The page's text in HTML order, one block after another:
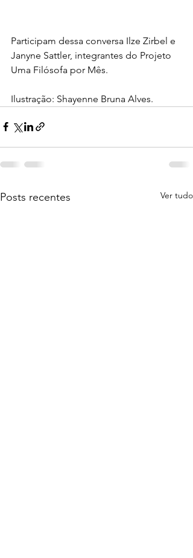
Participam dessa conversa Ilze Zirbel e
Janyne Sattler, integrantes do Projeto
Uma Filósofa por Mês.
Ilustração: Shayenne Bruna Alves.
Posts recentes Ver tudo